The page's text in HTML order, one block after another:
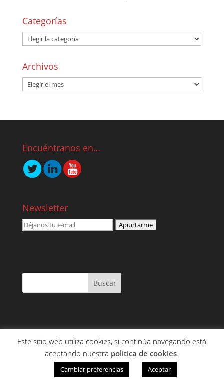
Categorías
Archivos
Encuéntranos en…
Newsletter
SERVICIOS
CONTENIDO
CLIENTES
CONTACTO
Este sitio web utiliza cookies, si continúa navegando está
aceptando nuestra política de cookies.
Cambiar preferencias Aceptar